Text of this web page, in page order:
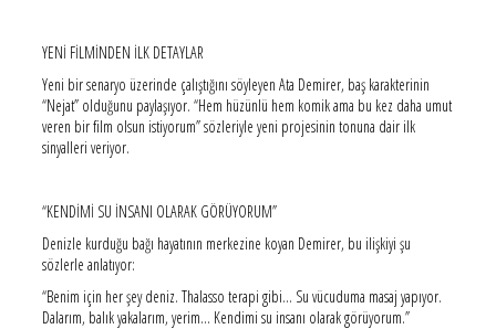
YENİ FİLMİNDEN İLK DETAYLAR
Yeni bir senaryo üzerinde çalıştığını söyleyen Ata Demirer, baş karakterinin
“Nejat” olduğunu paylaşıyor. “Hem hüzünlü hem komik ama bu kez daha umut
veren bir film olsun istiyorum” sözleriyle yeni projesinin tonuna dair ilk
sinyalleri veriyor.
“KENDİMİ SU İNSANI OLARAK GÖRÜYORUM”
Denizle kurduğu bağı hayatının merkezine koyan Demirer, bu ilişkiyi şu
sözlerle anlatıyor:
“Benim için her şey deniz. Thalasso terapi gibi… Su vücuduma masaj yapıyor.
Dalarım, balık yakalarım, yerim… Kendimi su insanı olarak görüyorum.”